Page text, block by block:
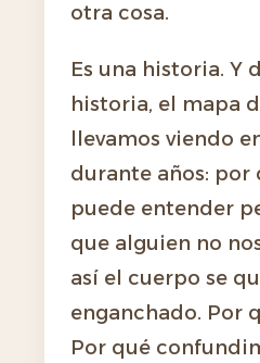
otra cosa.
Es una historia. Y
historia, el mapa
llevamos viendo
durante años: por
puede entender
que alguien no
así el cuerpo se
enganchado. Por
Por qué